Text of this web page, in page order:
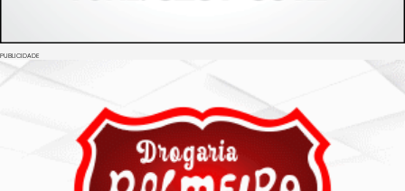
PUBLICIDADE